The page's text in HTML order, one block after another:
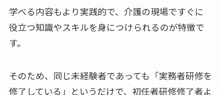
学べる内容もより実践的で、介護の現場ですぐに
役立つ知識やスキルを身につけられるのが特徴で
す。
そのため、同じ未経験者であっても「実務者研修を
修了している」というだけで、初任者研修修了者よ